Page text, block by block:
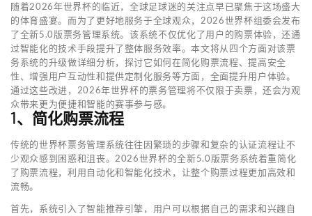
随着2026年世界杯的临近，全球足球迷的关注点早已聚焦于这场盛大
的体育盛宴。而为了更好地服务于全球观众，2026世界杯组委会发布
了全新5.0版票务管理系统。该系统不仅优化了用户的购票体验，还通
过智能化的技术手段提升了整体服务效率。本文将从四个方面对该票
务系统的升级做详细分析，探讨它如何在简化购票流程、提高安全
性、增强用户互动性和提供定制化服务等方面，全面提升用户体验。
通过这些改进，2026年世界杯的票务管理将不仅限于卖票，还会为观
众带来更为便捷和智能的赛事参与感。
1、简化购票流程
传统的世界杯票务管理系统往往因繁琐的步骤和复杂的认证流程让不
少观众感到困惑和沮丧。2026世界杯的全新5.0版票务系统着重简化
了购票流程，利用自动化和智能化技术，让整个购票过程更加高效和
流畅。
首先，系统引入了智能推荐引擎，用户可以根据自己的需求和兴趣自